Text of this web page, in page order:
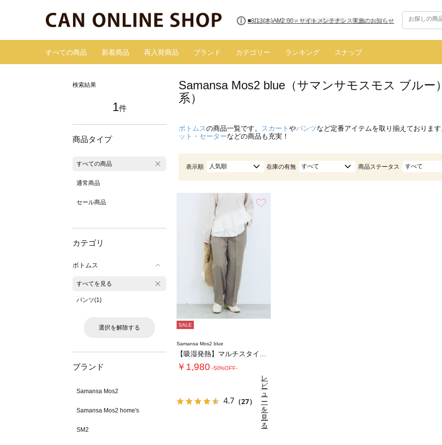
■8/13(木)AM2:00～サイトメンテナンス実施のお知らせ
すべての商品 新着商品 再入荷商品 ブランド カテゴリー ランキング スナップ
検索結果
1件
商品タイプ
すべての商品
通常商品
セール商品
カテゴリ
ボトムス
すべてを見る
パンツ(1)
選択を解除する
ブランド
Samansa Mos2
Samansa Mos2 home's
SM2
Samansa Mos2 blue（サマンサモスモス ブル
系）
ボトムスの商品一覧です。 スカートやパンツなど定番アイテムを取り揃えておりま
ット・セーターなどの商品も充実！
表示順 人気順 在庫の有無 すべて 商品ステータス すべて
SALE
Samansa Mos2 blue
￥1,980 -50%OFF-
4.7 （27）
レ
ビ
ュ
ー
を
見
る